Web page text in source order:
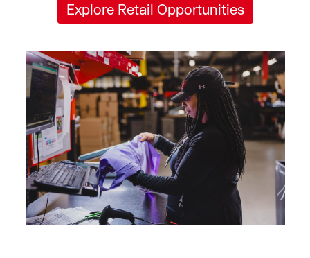
Explore Retail Opportunities